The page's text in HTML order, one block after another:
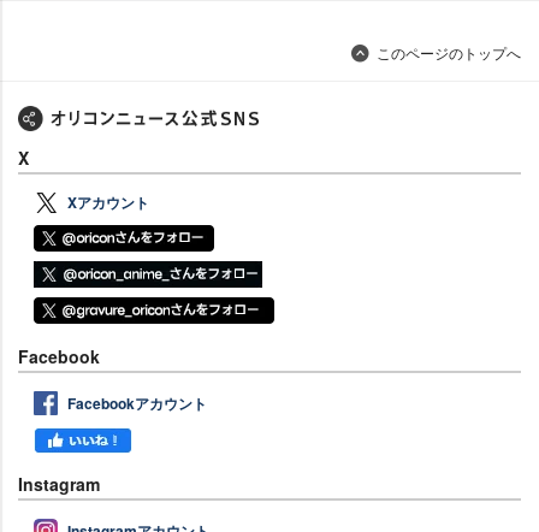
このページのトップへ
X
Xアカウント
Facebook
Facebookアカウント
Instagram